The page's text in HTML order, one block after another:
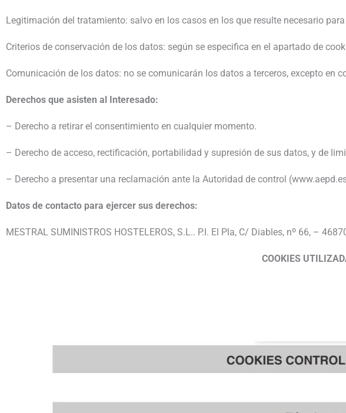
Legitimación del tratamiento: salvo en los casos en los que resulte necesario
Criterios de conservación de los datos: según se especifica en el apartado de
Comunicación de los datos: no se comunicarán los datos a terceros, excepto en
Derechos que asisten al Interesado:
– Derecho a retirar el consentimiento en cualquier momento.
– Derecho de acceso, rectificación, portabilidad y supresión de sus datos, y de
– Derecho a presentar una reclamación ante la Autoridad de control
Datos de contacto para ejercer sus derechos:
MESTRAL SUMINISTROS HOSTELEROS, S.L.. P.I. El Pla, C/ Diables, nº 66, –
COOKIES